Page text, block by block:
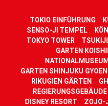
TOKIO EINFÜHRUNG
SENSO-JI TEMPEL
TOKYO TOWER
GARTEN
GARTEN SHINJUKU GYOEN
RIKUGIEN GÄRTEN
DISNEY RESORT
ZOJO-